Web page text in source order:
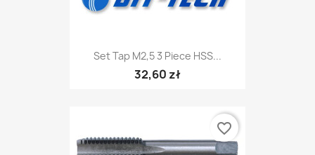
Set Tap M2,5 3 Piece HSS...
32,60 zł
favorite_border